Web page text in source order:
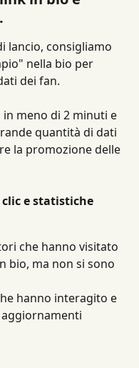
lancio, consigliamo
nella bio per
dei fan.
quantità di dati
la promozione delle
e statistiche
che hanno visitato
bio, ma non si sono
hanno interagito e